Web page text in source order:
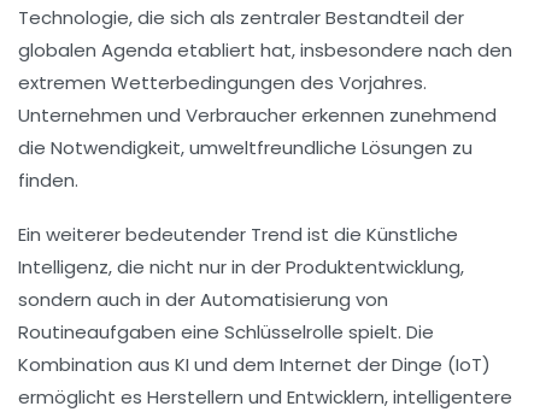
Technologie, die sich als zentraler Bestandteil der
globalen Agenda etabliert hat, insbesondere nach den
extremen Wetterbedingungen des Vorjahres.
Unternehmen und Verbraucher erkennen zunehmend
die Notwendigkeit, umweltfreundliche Lösungen zu
finden.
Ein weiterer bedeutender Trend ist die Künstliche
Intelligenz, die nicht nur in der Produktentwicklung,
sondern auch in der Automatisierung von
Routineaufgaben eine Schlüsselrolle spielt. Die
Kombination aus KI und dem Internet der Dinge (IoT)
ermöglicht es Herstellern und Entwicklern, intelligentere